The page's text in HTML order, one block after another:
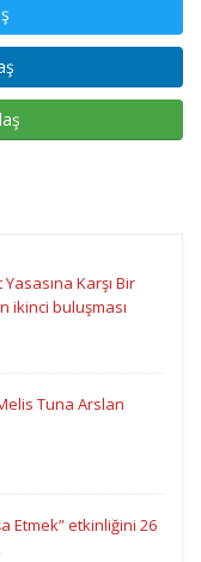
Karşı Bir
ikinci buluşması
Tuna Arslan
Etmek” etkinliğini 26